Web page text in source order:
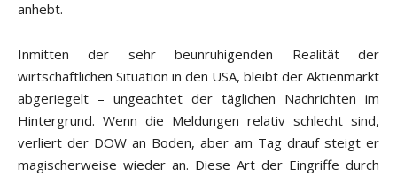
anhebt.
Inmitten der sehr beunruhigenden Realität der
wirtschaftlichen Situation in den USA, bleibt der Aktienmarkt
abgeriegelt – ungeachtet der täglichen Nachrichten im
Hintergrund. Wenn die Meldungen relativ schlecht sind,
verliert der DOW an Boden, aber am Tag drauf steigt er
magischerweise wieder an. Diese Art der Eingriffe durch